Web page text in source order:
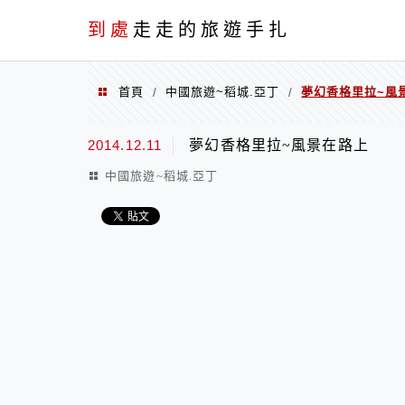
到處 走走的旅遊手扎
首頁 / 中國旅遊~稻城.亞丁 / 夢幻香格里拉~風
2014.12.11 夢幻香格里拉~風景在路上
中國旅遊~稻城.亞丁